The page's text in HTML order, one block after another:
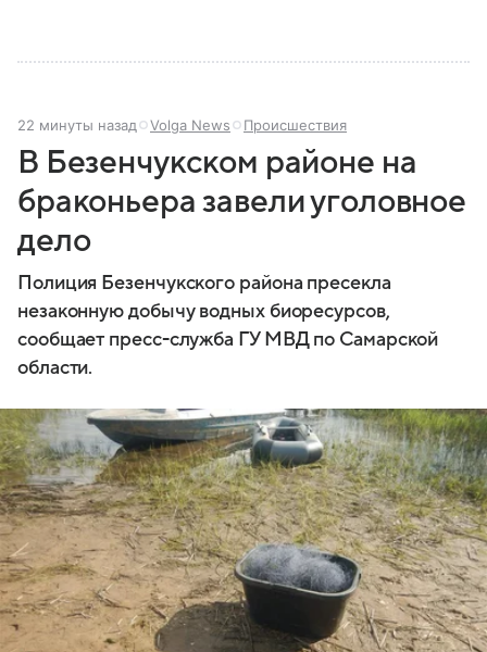
22 минуты назад Volga News Происшествия
В Безенчукском районе на
браконьера завели уголовное
дело
Полиция Безенчукского района пресекла
незаконную добычу водных биоресурсов,
сообщает пресс-служба ГУ МВД по Самарской
области.